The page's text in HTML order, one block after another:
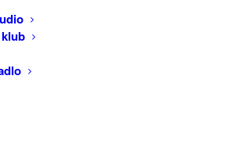
share/URXMjgBMFTAfh73P/